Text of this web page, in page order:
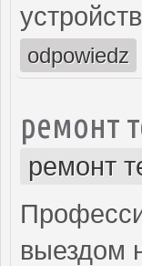
odpowiedz
ремонт
ремонт
выездом